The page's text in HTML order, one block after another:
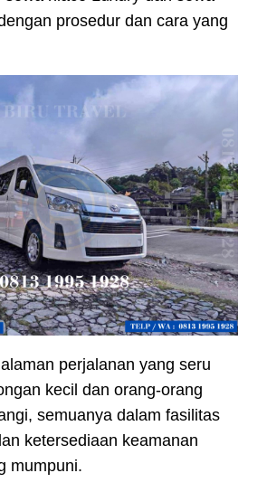
prosedur dan cara yang
perjalanan yang seru
kecil dan orang-orang
semuanya dalam fasilitas
ketersediaan keamanan
mumpuni.